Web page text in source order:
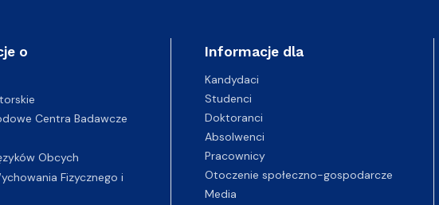
o
Centra Badawcze
Obcych
Fizycznego i
Informacje dla
Kandydaci
Studenci
Doktoranci
Absolwenci
Pracownicy
Otoczenie społeczno-gospodarcze
Media